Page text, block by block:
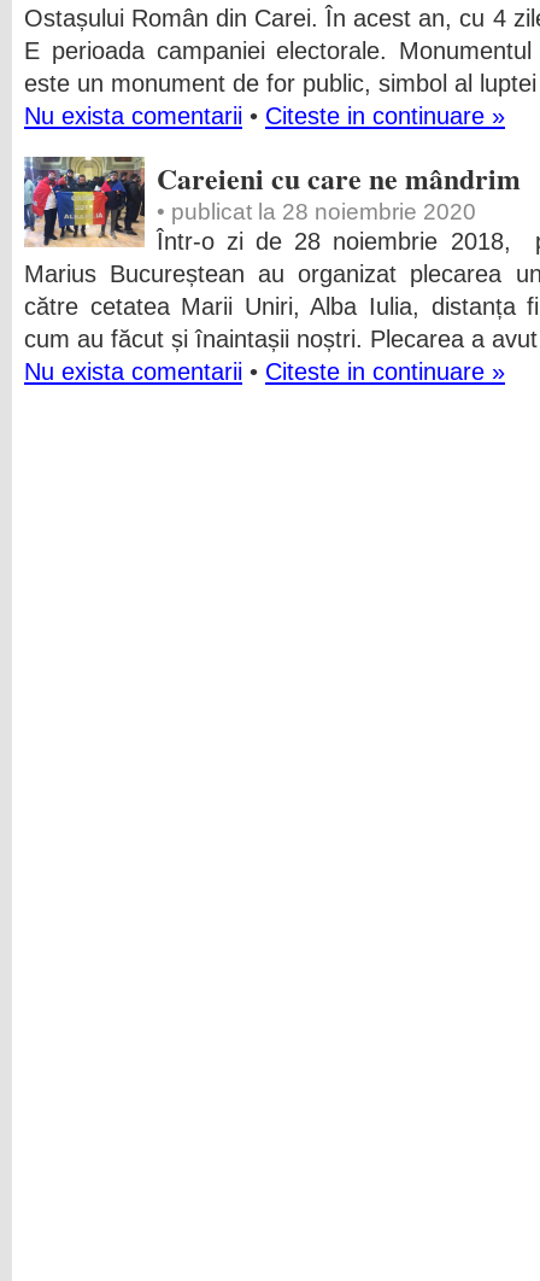
Ostașului Român din Carei. În acest an, cu 4
E perioada campaniei electorale.
este un monument de for public, simbol al
Nu exista comentarii • Citeste in continuare »
Careieni cu care ne mândrim
• publicat la 28 noiembrie 2020
Într-o zi de 28 noiembrie 2018,
Marius Bucureștean au organizat plecarea
către cetatea Marii Uniri, Alba Iulia, distanța
cum au făcut și înaintașii noștri. Plecarea a
Nu exista comentarii • Citeste in continuare »